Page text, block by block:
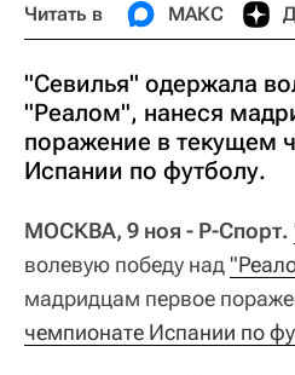
Читать в МАКС
"Севилья" одержала
"Реалом", нанеся
поражение в текущем
Испании по футболу.
МОСКВА, 9 ноя - Р-Спорт.
волевую победу над
мадридцам первое
чемпионате Испании по